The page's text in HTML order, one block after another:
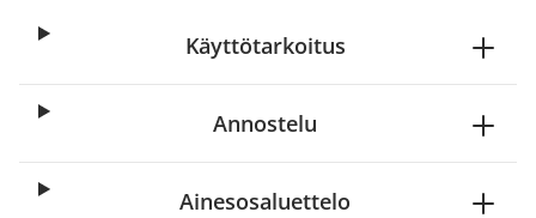
Käyttötarkoitus
Annostelu
Ainesosaluettelo